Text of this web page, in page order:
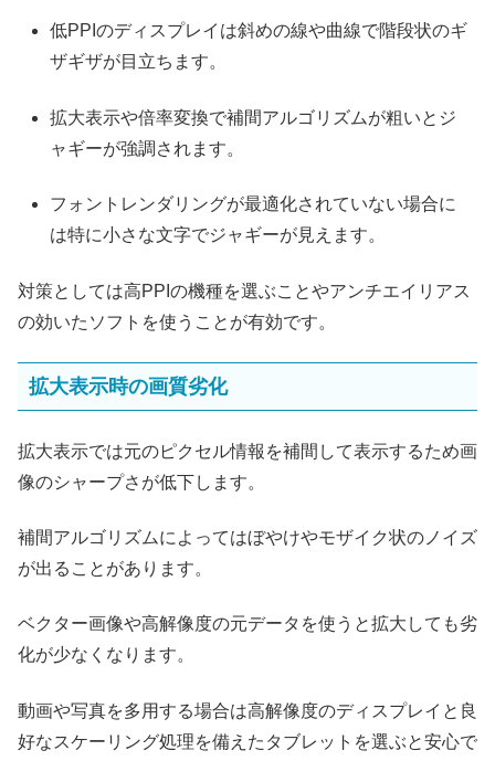
低PPIのディスプレイは斜めの線や曲線で階段状のギ
ザギザが目立ちます。
拡大表示や倍率変換で補間アルゴリズムが粗いとジ
ャギーが強調されます。
フォントレンダリングが最適化されていない場合に
は特に小さな文字でジャギーが見えます。
対策としては高PPIの機種を選ぶことやアンチエイリアス
の効いたソフトを使うことが有効です。
拡大表示時の画質劣化
拡大表示では元のピクセル情報を補間して表示するため画
像のシャープさが低下します。
補間アルゴリズムによってはぼやけやモザイク状のノイズ
が出ることがあります。
ベクター画像や高解像度の元データを使うと拡大しても劣
化が少なくなります。
動画や写真を多用する場合は高解像度のディスプレイと良
好なスケーリング処理を備えたタブレットを選ぶと安心で